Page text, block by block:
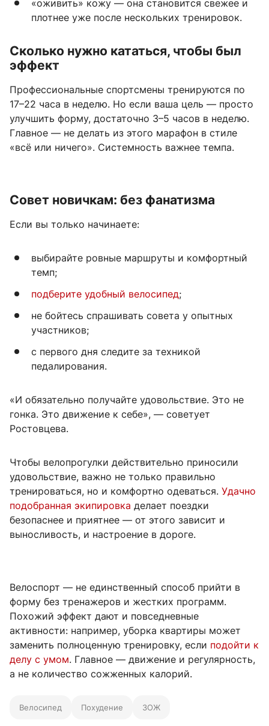
«оживить» кожу — она становится свежее и
плотнее уже после нескольких тренировок.
Сколько нужно кататься, чтобы был
эффект
Профессиональные спортсмены тренируются по
17–22 часа в неделю. Но если ваша цель — просто
улучшить форму, достаточно 3–5 часов в неделю.
Главное — не делать из этого марафон в стиле
«всё или ничего». Системность важнее темпа.
Совет новичкам: без фанатизма
Если вы только начинаете:
выбирайте ровные маршруты и комфортный
темп;
подберите удобный велосипед;
не бойтесь спрашивать совета у опытных
участников;
с первого дня следите за техникой
педалирования.
«И обязательно получайте удовольствие. Это не
гонка. Это движение к себе», — советует
Ростовцева.
Чтобы велопрогулки действительно приносили
удовольствие, важно не только правильно
тренироваться, но и комфортно одеваться. Удачно
подобранная экипировка делает поездки
безопаснее и приятнее — от этого зависит и
выносливость, и настроение в дороге.
Велоспорт — не единственный способ прийти в
форму без тренажеров и жестких программ.
Похожий эффект дают и повседневные
активности: например, уборка квартиры может
заменить полноценную тренировку, если подойти к
делу с умом. Главное — движение и регулярность,
а не количество сожженных калорий.
Велосипед Похудение ЗОЖ